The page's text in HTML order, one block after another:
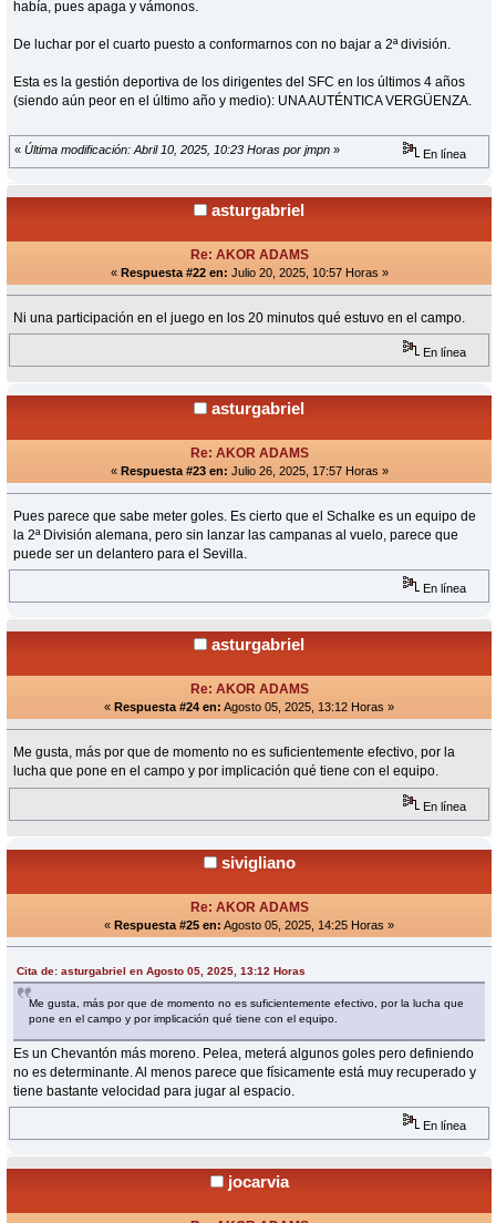
había, pues apaga y vámonos.
De luchar por el cuarto puesto a conformarnos con no bajar a 2ª división.
Esta es la gestión deportiva de los dirigentes del SFC en los últimos 4 años
(siendo aún peor en el último año y medio): UNA AUTÉNTICA VERGÜENZA.
« Última modificación: Abril 10, 2025, 10:23 Horas por jmpn » En línea
asturgabriel
Re: AKOR ADAMS
« Respuesta #22 en: Julio 20, 2025, 10:57 Horas »
Ni una participación en el juego en los 20 minutos qué estuvo en el campo.
En línea
asturgabriel
Re: AKOR ADAMS
« Respuesta #23 en: Julio 26, 2025, 17:57 Horas »
Pues parece que sabe meter goles. Es cierto que el Schalke es un equipo de
la 2ª División alemana, pero sin lanzar las campanas al vuelo, parece que
puede ser un delantero para el Sevilla.
En línea
asturgabriel
Re: AKOR ADAMS
« Respuesta #24 en: Agosto 05, 2025, 13:12 Horas »
Me gusta, más por que de momento no es suficientemente efectivo, por la
lucha que pone en el campo y por implicación qué tiene con el equipo.
En línea
sivigliano
Re: AKOR ADAMS
« Respuesta #25 en: Agosto 05, 2025, 14:25 Horas »
Cita de: asturgabriel en Agosto 05, 2025, 13:12 Horas
Me gusta, más por que de momento no es suficientemente efectivo, por la lucha que
pone en el campo y por implicación qué tiene con el equipo.
Es un Chevantón más moreno. Pelea, meterá algunos goles pero definiendo
no es determinante. Al menos parece que físicamente está muy recuperado y
tiene bastante velocidad para jugar al espacio.
En línea
jocarvia